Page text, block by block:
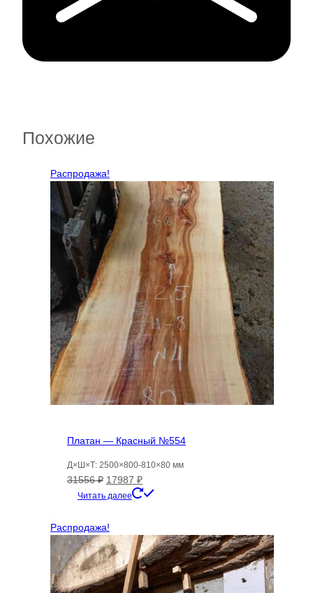
Похожие
Распродажа!
Платан — Красный №554
Д×Ш×Т: 2500×800-810×80 мм
31556₽ Первоначальная
цена
31556 ₽.
17987 ₽Текущая
цена:
Читать далее
Распродажа!